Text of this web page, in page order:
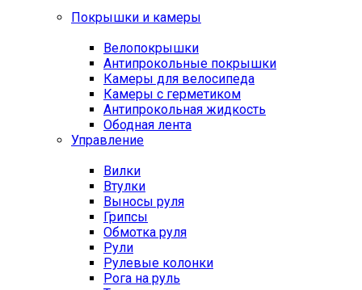
Покрышки и камеры
Велопокрышки
Антипрокольные покрышки
Камеры для велосипеда
Камеры с герметиком
Антипрокольная жидкость
Ободная лента
Управление
Вилки
Втулки
Выносы руля
Грипсы
Обмотка руля
Рули
Рулевые колонки
Рога на руль